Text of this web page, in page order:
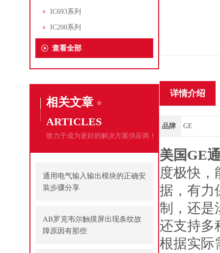
IC693系列
IC200系列
查看全部
相关文章
ARTICLES
致力于成为更好的解决方案供应商！
通用电气输入输出模块的正确安
装步骤分享
AB罗克韦尔触摸屏出现条纹故
障原因有那些
详情介绍
品牌 GE
美国GE
度极快，
据，有力
制，还是
还支持多
根据实际